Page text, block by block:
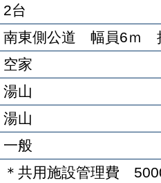
2台
南東側公道 幅員6ｍ
空家
湯山
湯山
一般
＊共用施設管理費